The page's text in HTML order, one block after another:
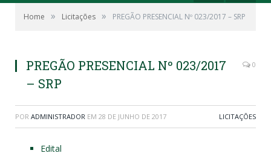
Home » Licitações » PREGÃO PRESENCIAL Nº 023/2017 – SRP
PREGÃO PRESENCIAL Nº 023/2017
– SRP
0
POR ADMINISTRADOR EM 28 DE JUNHO DE 2017 LICITAÇÕES
Edital